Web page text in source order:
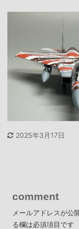
2025年3月17日
comment
メールアドレスが公
る欄は必須項目です